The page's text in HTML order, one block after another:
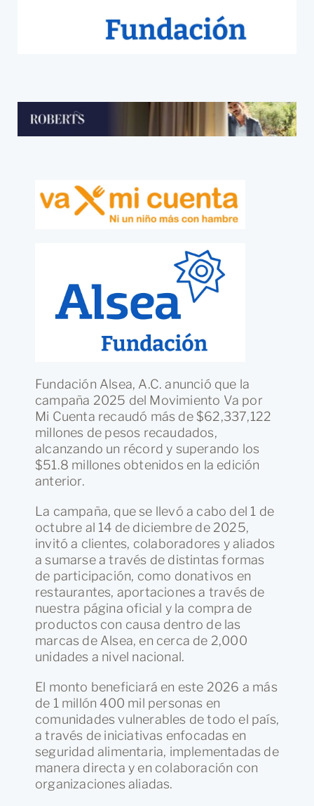
Fundación Alsea, A.C. anunció que la
campaña 2025 del Movimiento Va por
Mi Cuenta recaudó más de $62,337,122
millones de pesos recaudados,
alcanzando un récord y superando los
$51.8 millones obtenidos en la edición
anterior.
La campaña, que se llevó a cabo del 1 de
octubre al 14 de diciembre de 2025,
invitó a clientes, colaboradores y aliados
a sumarse a través de distintas formas
de participación, como donativos en
restaurantes, aportaciones a través de
nuestra página oficial y la compra de
productos con causa dentro de las
marcas de Alsea, en cerca de 2,000
unidades a nivel nacional.
El monto beneficiará en este 2026 a más
de 1 millón 400 mil personas en
comunidades vulnerables de todo el país,
a través de iniciativas enfocadas en
seguridad alimentaria, implementadas de
manera directa y en colaboración con
organizaciones aliadas.